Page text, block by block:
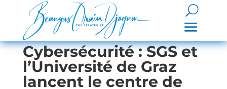
Cybersécurité : SGS et
l’Université de Graz
lancent le centre de